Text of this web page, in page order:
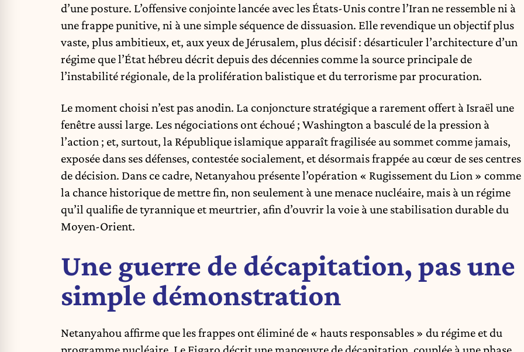
d’une posture. L’offensive conjointe lancée avec les États-Unis contre l’Iran ne ressemble ni à
une frappe punitive, ni à une simple séquence de dissuasion. Elle revendique un objectif plus
vaste, plus ambitieux, et, aux yeux de Jérusalem, plus décisif : désarticuler l’architecture d’un
régime que l’État hébreu décrit depuis des décennies comme la source principale de
l’instabilité régionale, de la prolifération balistique et du terrorisme par procuration.
Le moment choisi n’est pas anodin. La conjoncture stratégique a rarement offert à Israël une
fenêtre aussi large. Les négociations ont échoué ; Washington a basculé de la pression à
l’action ; et, surtout, la République islamique apparaît fragilisée au sommet comme jamais,
exposée dans ses défenses, contestée socialement, et désormais frappée au cœur de ses centres
de décision. Dans ce cadre, Netanyahou présente l’opération « Rugissement du Lion » comme
la chance historique de mettre fin, non seulement à une menace nucléaire, mais à un régime
qu’il qualifie de tyrannique et meurtrier, afin d’ouvrir la voie à une stabilisation durable du
Moyen-Orient.
Une guerre de décapitation, pas une
simple démonstration
Netanyahou affirme que les frappes ont éliminé de « hauts responsables » du régime et du